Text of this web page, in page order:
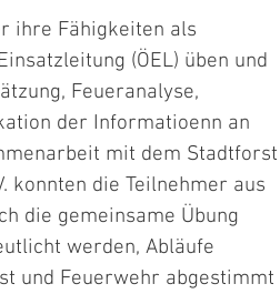
ihre Fähigkeiten als
(ÖEL) üben und
Feueranalyse,
der Informatioenn an
mit dem Stadtforst
konnten die Teilnehmer aus
die gemeinsame Übung
werden, Abläufe
und Feuerwehr abgestimmt